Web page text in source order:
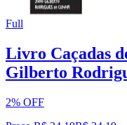
Full
Livro Caçadas
Gilberto
2% OFF